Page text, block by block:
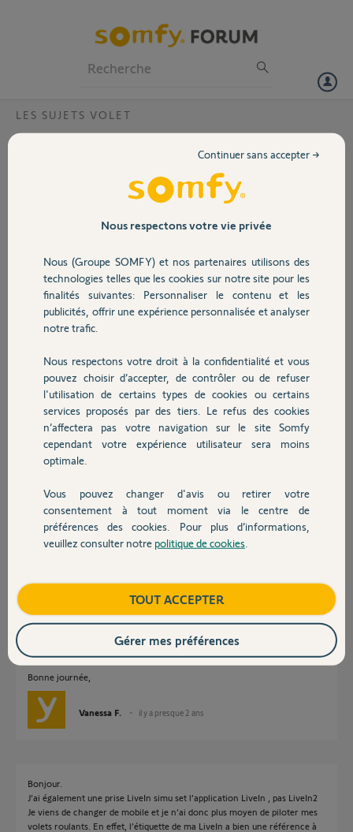
Volet
Sécurité
Domotique
Chauffage
Autres produits
Devis avec un pro
Contact
LES SUJETS VOLET
Je n'arrive pas à passer du simu Livein 1 à
Livein Simu pour gérer mes volets
Je n'ai jamais utilisé de livein2. Je
loue actuellement mon
appartement et ma locataire sur son iphone ne peut télécharger que
la nouvelle application
tahoma. Ils me disent de mettre un email de livein2 mais je n'en ai
jamais eu.
avoir un email Livein mais l'application tahoma ne
reconnaît pas son email.
J'ai un plug Livein, je vous envoie des photos.
Je n'arrive pas à trouver de solutions.
Je vis à l'étranger c'est très difficile de gérer cela.
Merci d'avance!!!!!
il y a presque 2 ans
Participer au fil de discussion
Réponses
Merci de me communiquer le PIN de la box SIMU.
Bonne journée,
Vanessa F. il y a presque 2 ans
Bonjour.
J’ai également une prise LiveIn simu set l’application LiveIn , pas LiveIn2
Je viens de changer de mobile et je n’ai donc plus moyen de piloter mes
volets roulants. En effet, l’étiquette de ma LiveIn a bien une référence à
Nous respectons votre vie privée
Nous (Groupe SOMFY) et nos partenaires utilisons des
technologies telles que les cookies sur notre site pour les
finalités suivantes: Personnaliser le contenu et les
publicités, offrir une expérience personnalisée et analyser
notre trafic.
Nous respectons votre droit à la confidentialité et vous
pouvez choisir d’accepter, de contrôler ou de refuser
l'utilisation de certains types de cookies ou certains
services proposés par des tiers. Le refus des cookies
n’affectera pas votre navigation sur le site Somfy
cependant votre expérience utilisateur sera moins
optimale.
Vous pouvez changer d'avis ou retirer votre
consentement à tout moment via le centre de
préférences des cookies. Pour plus d’informations,
veuillez consulter notre politique de cookies
Continuer sans accepter →
TOUT ACCEPTER
Gérer mes préférences